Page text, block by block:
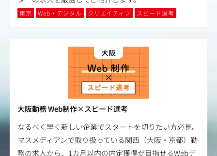
東京 Web・デジタル クリエイティブ スピード選考
大阪勤務 Web制作×スピード選考
なるべく早く新しい企業でスタートを切りたい方必見。
マスメディアンで取り扱っている関西（大阪・京都）勤
務の求人から、1カ月以内の内定獲得が目指せるWebデ